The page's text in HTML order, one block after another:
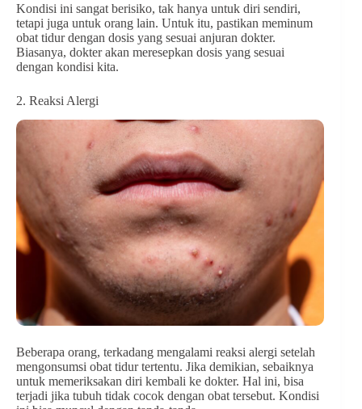
Kondisi ini sangat berisiko, tak hanya untuk diri sendiri,
tetapi juga untuk orang lain. Untuk itu, pastikan meminum
obat tidur dengan dosis yang sesuai anjuran dokter.
Biasanya, dokter akan meresepkan dosis yang sesuai
dengan kondisi kita.
2. Reaksi Alergi
Beberapa orang, terkadang mengalami reaksi alergi setelah
mengonsumsi obat tidur tertentu. Jika demikian, sebaiknya
untuk memeriksakan diri kembali ke dokter. Hal ini, bisa
terjadi jika tubuh tidak cocok dengan obat tersebut. Kondisi